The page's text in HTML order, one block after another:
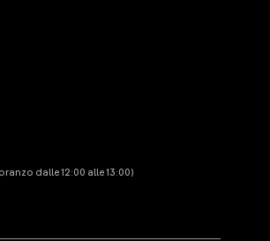
dalle 12:00 alle 13:00)